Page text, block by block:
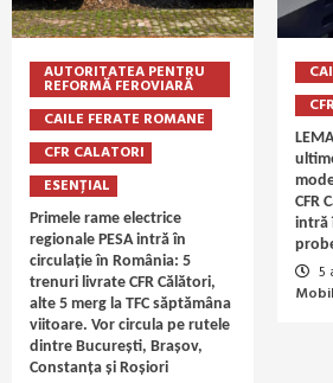
AUTORITATEA PENTRU
REFORMĂ FEROVIARĂ
CAILE FERATE ROMANE
CFR CALATORI
ESENȚIAL
Primele rame electrice
regionale PESA intră în
circulație în România: 5
trenuri livrate CFR Călători,
alte 5 merg la TFC săptămâna
viitoare. Vor circula pe rutele
dintre București, Brașov,
Constanța și Roșiori
CFR
intră
5